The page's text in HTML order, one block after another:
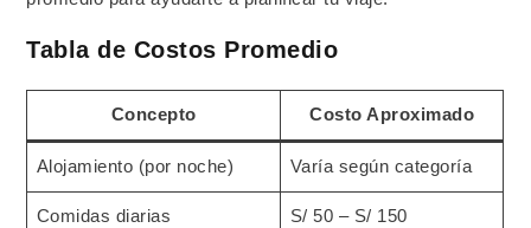
Tabla de Costos Promedio
Concepto Costo Aproximado
Alojamiento (por noche) Varía según categoría
Comidas diarias S/ 50 – S/ 150